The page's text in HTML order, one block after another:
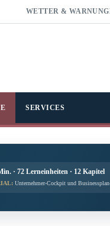
WETTER &
SERVICES
· 72 Lerneinheiten · 12 Kapitel
Unternehmer-Cockpit und